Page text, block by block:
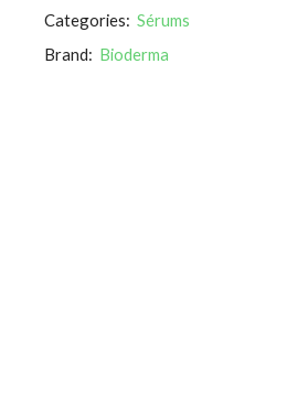
Categories: Sérums
Brand: Bioderma